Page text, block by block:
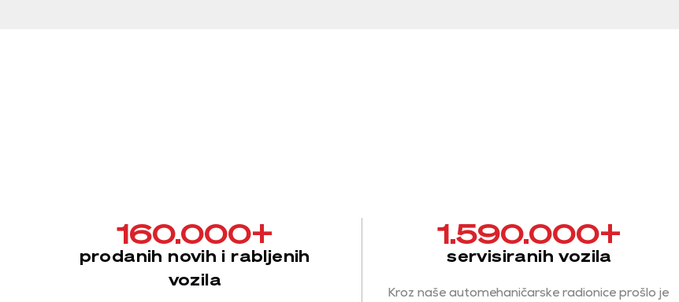
160.000+
prodanih novih i rabljenih
vozila
1.590.000+
servisiranih vozila
Kroz naše automehaničarske radionice prošlo je